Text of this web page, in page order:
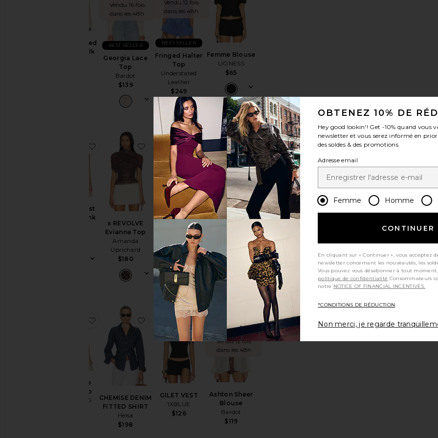
The Relaxed
Shirt in Silk
Vendu 16 fois
dans les 48h
Georgia Lace
Top
Bardot
$139
BEST SELLER
Vendu 12 fois
dans les 48h
Fringed Halter
Top
Understated
Leather
$249
BEST SELLER
Femme Blouse
LIONESS
$65
Lexie Twist
Halter Tank
ajouter aux préférésLexie Twist Halter Tank Top
x REVOLVE
Evianna Top
Amanda
Uprichard
$180
ajouter aux préférésx REVOLVE Evianna Top
TRENDING
NOW!
Vendu 24 fois
dans les 48h
Sindy Bustier
Runaway The
Label
$89
ajouter aux préférésSindy Bustier
Jules Top
ajouter aux préférésJules Top
Bethanie
Cami Top
MORE TO
ajouter aux préférésBethanie Cami Top
CHEMISE DENIM
FITTED SHIRT
Helsa
$198
ajouter aux préférésCHEMISE DENIM FITTED SHIRT
GILET VEST
1XBLUE
$126
ajouter aux préférésGILET VEST
NOW!
Vendu 12 fois
dans les 48h
Ashton Sheer
Blouse
Bardot
$119
ajouter aux préférésAshton Sheer Blouse
OBTENEZ 10% DE
Hey good lookin'! Get -10% quand vous
newsletter et vous serez informé en
des soldes & des promotions
Adresse email
Femme Homme
CONTINUER
En cliquant sur « Continuer », vous acceptez
newsletter concernant les nouveautés, les
Vous pouvez vous désabonner à tout
politique de confidentialité
notre NOTICE OF FINANCIAL INCENTIVES.
*CONDITIONS DE RÉDUCTION
Non merci, je regarde